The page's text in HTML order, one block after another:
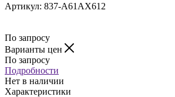
Артикул: 837-A61AX612
По запросу
Варианты цен
По запросу
Подробности
Нет в наличии
Характеристики